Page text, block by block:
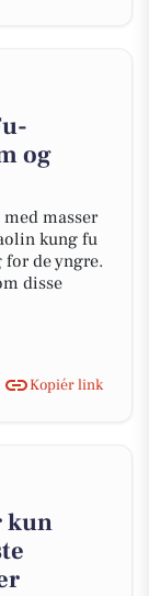
og
masser
kung fu
de yngre.
disse
Kopiér link
kun